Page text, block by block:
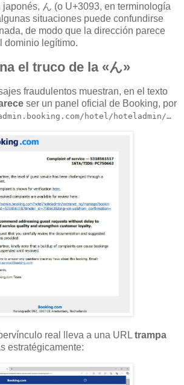
ん (o U+3093, en terminología
situaciones puede confundirse
de modo que la dirección parece
dominio legítimo.
el truco de la «ん»
fraudulentos muestran, en el texto
ser un panel oficial de Booking, por
hotel/hoteladmin/…
real lleva a una URL trampa
estratégicamente: